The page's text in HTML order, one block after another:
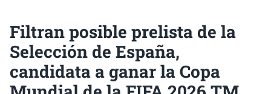
Filtran posible prelista de la
Selección de España,
candidata a ganar la Copa